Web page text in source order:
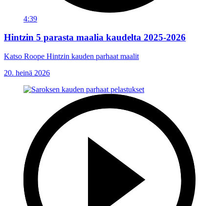
4:39
Hintzin 5 parasta maalia kaudelta 2025-2026
Katso Roope Hintzin kauden parhaat maalit
20. heinä 2026